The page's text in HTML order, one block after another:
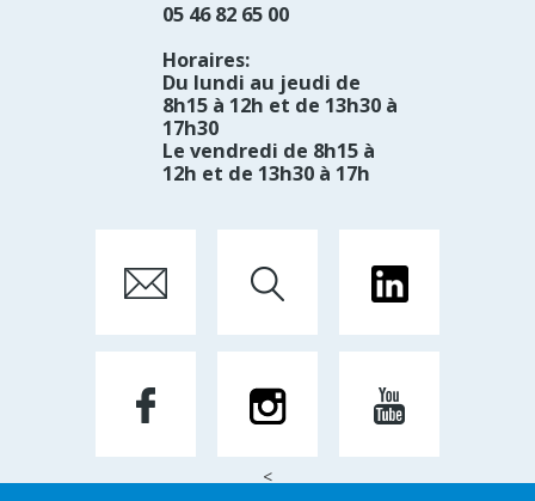
05 46 82 65 00
Horaires:
Du lundi au jeudi de
8h15 à 12h et de 13h30 à
17h30
Le vendredi de 8h15 à
12h et de 13h30 à 17h
<